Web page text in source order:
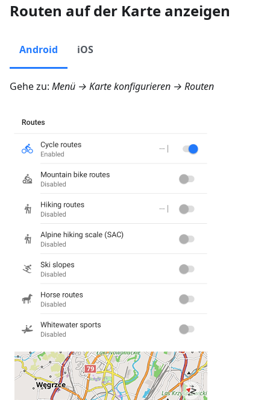
Routen auf der Karte anzeigen
Android iOS
Gehe zu: Menü → Karte konfigurieren → Routen